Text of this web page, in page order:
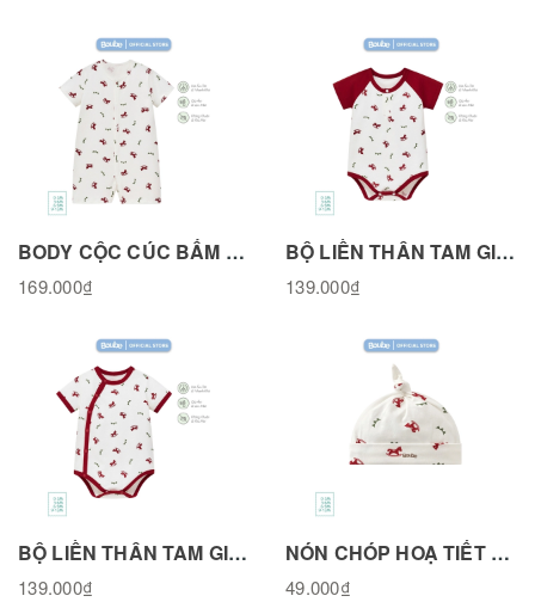
BODY CỘC CÚC BẤM THẲNG HOẠ TIẾT NGỰA GỖ, VẢI COTTON TỰ NHIÊN BL031125RH
169.000₫
BỘ LIỀN THÂN TAM GIÁC TAY RAPLANG HOẠ TIẾT NGỰA GỖ, VẢI COTTON TỰ NHIÊN BL341125RH
139.000₫
BỘ LIỀN THÂN TAM GIÁC CÚC BẤM CHÉO HOẠ TIẾT NGỰA GỖ, VẢI COTTON TỰ NHIÊN BL311125RH
139.000₫
NÓN CHÓP HOẠ TIẾT NGỰA GỖ, VẢI COTTON TỰ NHIÊN
49.000₫